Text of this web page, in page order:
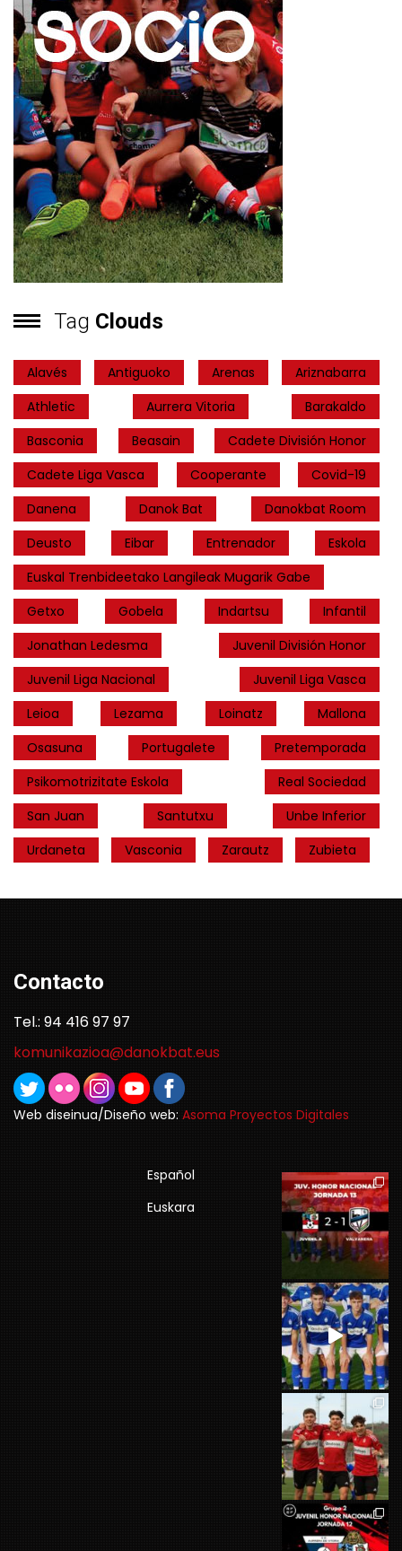
Tag Clouds
Alavés Antiguoko Arenas
Ariznabarra
Athletic
Aurrera Vitoria
Barakaldo
Basconia
Beasain
Cadete División Honor
Cadete Liga Vasca
Cooperante
Covid-19
Danena
Danok Bat
Danokbat Room
Deusto
Eibar Entrenador
Eskola
Euskal Trenbideetako Langileak Mugarik Gabe
Getxo
Gobela Indartsu
Infantil
Jonathan Ledesma
Juvenil División Honor
Juvenil Liga Nacional
Juvenil Liga Vasca
Leioa
Lezama Loinatz
Mallona
Osasuna
Portugalete
Pretemporada
Psikomotrizitate Eskola
Real Sociedad
San Juan
Santutxu
Unbe Inferior
Urdaneta
Vasconia Zarautz Zubieta
Contacto
Tel.: 94 416 97 97
komunikazioa@danokbat.eus
Web diseinua/Diseño web: Asoma Proyectos Digitales
Español
Euskara